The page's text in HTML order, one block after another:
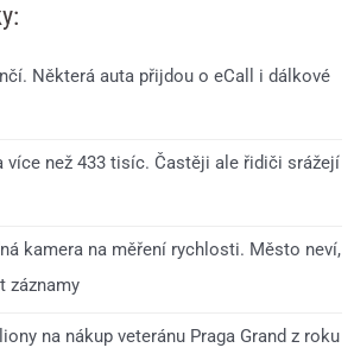
Některá auta přijdou o eCall i dálkové
více než 433 tisíc. Častěji ale řidiči srážejí
kamera na měření rychlosti. Město neví,
záznamy
na nákup veteránu Praga Grand z roku